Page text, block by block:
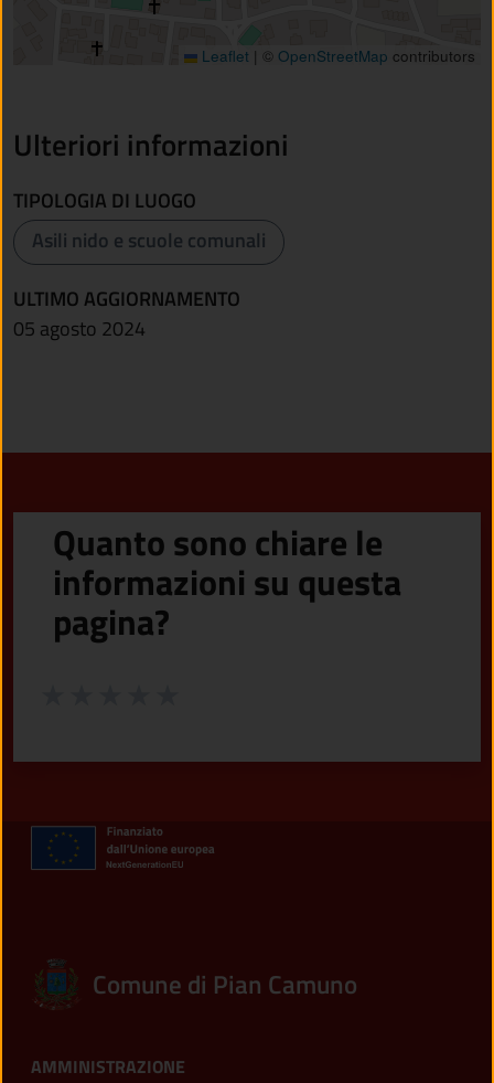
Leaflet | © OpenStreetMap contributors
Ulteriori informazioni
TIPOLOGIA DI LUOGO
Asili nido e scuole comunali
ULTIMO AGGIORNAMENTO
05 agosto 2024
Quanto sono chiare le
informazioni su questa
pagina?
Comune di Pian Camuno
AMMINISTRAZIONE